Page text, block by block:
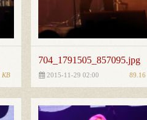
KB
704_1791505_857095.jpg
2015-11-29 02:00 89.16